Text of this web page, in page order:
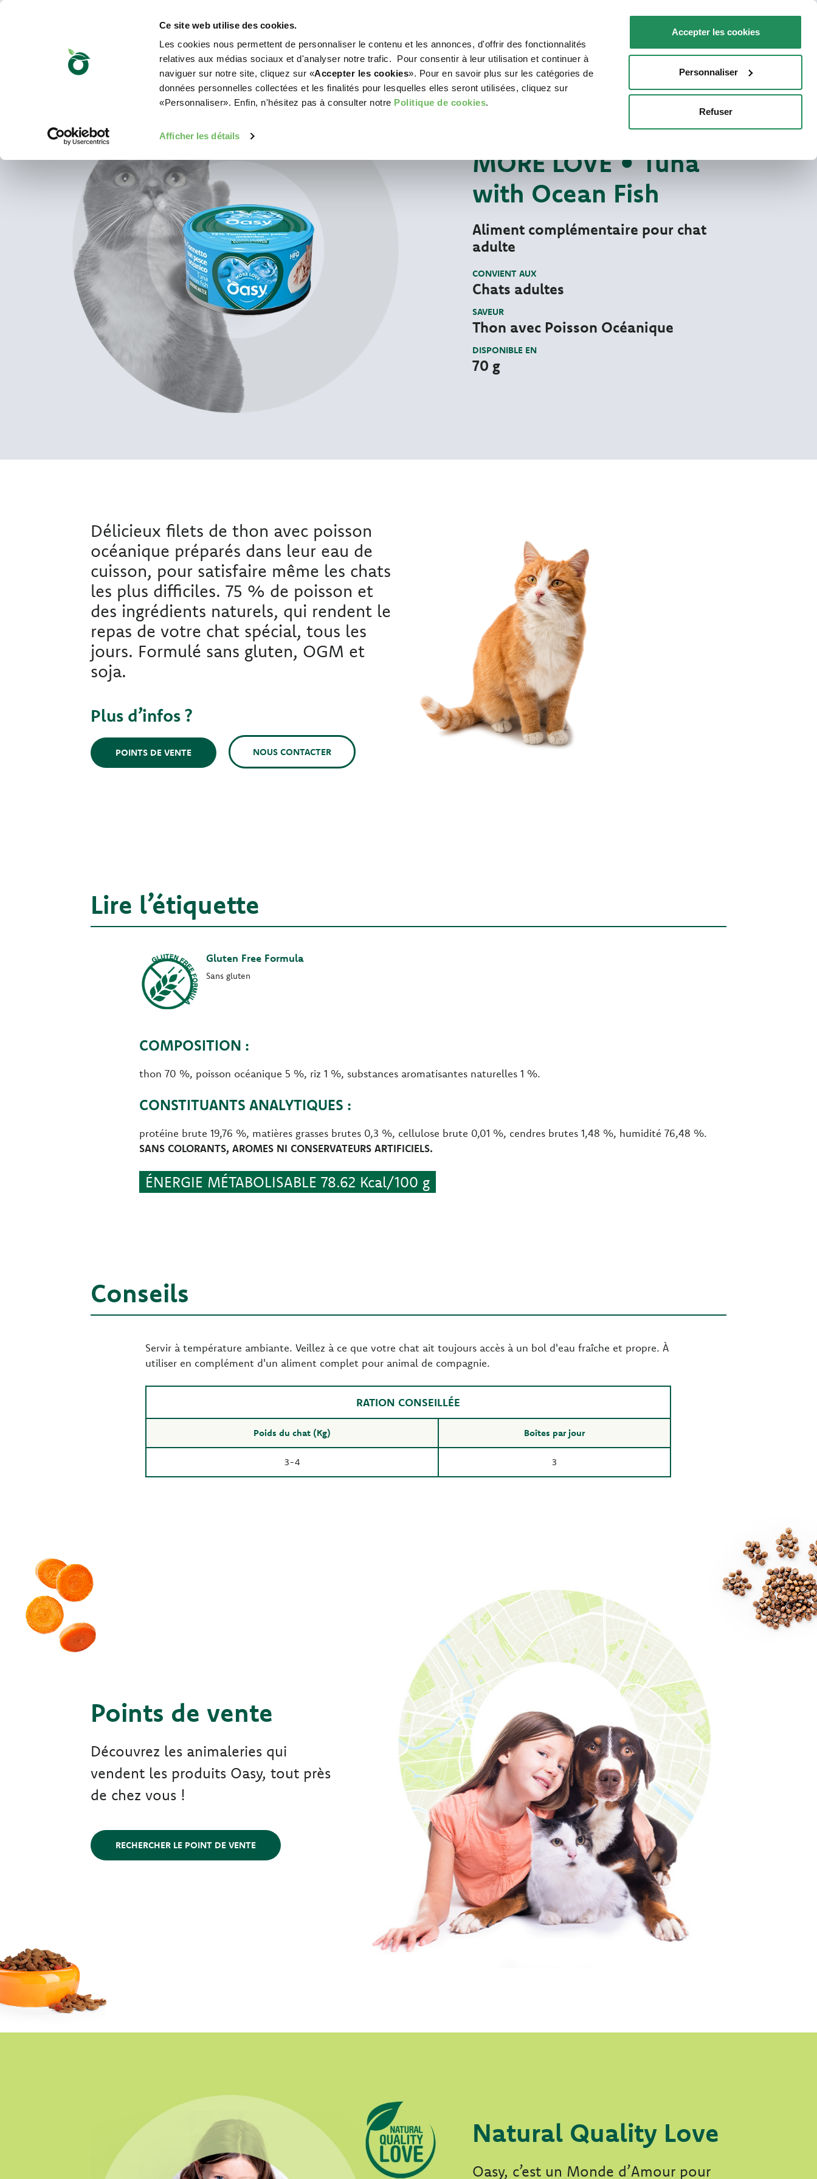
Ce site web utilise des cookies.
Les cookies nous permettent de personnaliser le contenu et les annonces, d'offrir des fonctionnalités
relatives aux médias sociaux et d'analyser notre trafic. Pour consentir à leur utilisation et continuer à
naviguer sur notre site, cliquez sur «Accepter les cookies». Pour en savoir plus sur les catégories de
données personnelles collectées et les finalités pour lesquelles elles seront utilisées, cliquez sur
«Personnaliser». Enfin, n'hésitez pas à consulter notre Politique de cookies.
Afficher les détails
Accepter les cookies
Personnaliser
Refuser
Nous contacter FR
WORLD OF LOVE POUR VOTRE CHIEN POUR VOTRE CHAT POINTS DE VENTE
MORE LOVE • Tuna
with Ocean Fish
Aliment complémentaire pour chat
adulte
CONVIENT AUX
Chats adultes
SAVEUR
Thon avec Poisson Océanique
DISPONIBLE EN
70 g
Délicieux filets de thon avec poisson
océanique préparés dans leur eau de
cuisson, pour satisfaire même les chats
les plus difficiles. 75 % de poisson et
des ingrédients naturels, qui rendent le
repas de votre chat spécial, tous les
jours. Formulé sans gluten, OGM et
soja.
Plus d’infos ?
POINTS DE VENTE NOUS CONTACTER
Lire l’étiquette
Gluten Free Formula
Sans gluten
COMPOSITION :
thon 70 %, poisson océanique 5 %, riz 1 %, substances aromatisantes naturelles 1 %.
CONSTITUANTS ANALYTIQUES :
protéine brute 19,76 %, matières grasses brutes 0,3 %, cellulose brute 0,01 %, cendres brutes 1,48 %, humidité 76,48 %.
SANS COLORANTS, AROMES NI CONSERVATEURS ARTIFICIELS.
ÉNERGIE MÉTABOLISABLE 78.62 Kcal/100 g
Conseils
Servir à température ambiante. Veillez à ce que votre chat ait toujours accès à un bol d'eau fraîche et propre. À
utiliser en complément d'un aliment complet pour animal de compagnie.
RATION CONSEILLÉE
Poids du chat (Kg) Boîtes par jour
3-4 3
Points de vente
Découvrez les animaleries qui
vendent les produits Oasy, tout près
de chez vous !
RECHERCHER LE POINT DE VENTE
Natural Quality Love
Oasy, c’est un Monde d’Amour pour